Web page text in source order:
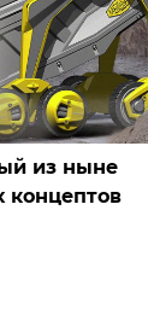
из ныне